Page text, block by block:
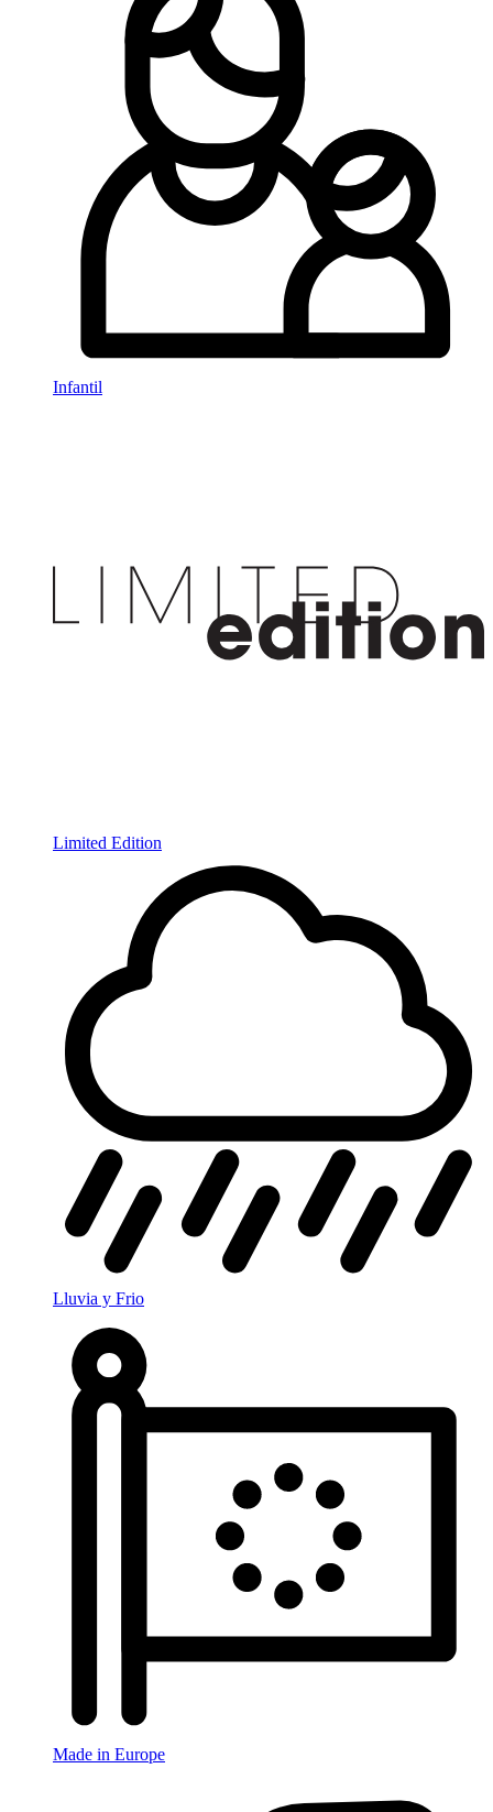
Infantil
Limited Edition
Lluvia y Frio
Made in Europe